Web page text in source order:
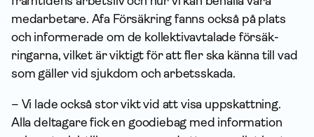
medarbetare. Afa För­säkring fanns också på plats
och informerade om de kollektiv­avtalade försäk­
ringarna, vilket är viktigt för att fler ska känna till vad
som gäller vid sjukdom och arbetsskada.
– Vi lade också stor vikt vid att visa uppskattning.
Alla deltagare fick en goodiebag med infor­mation